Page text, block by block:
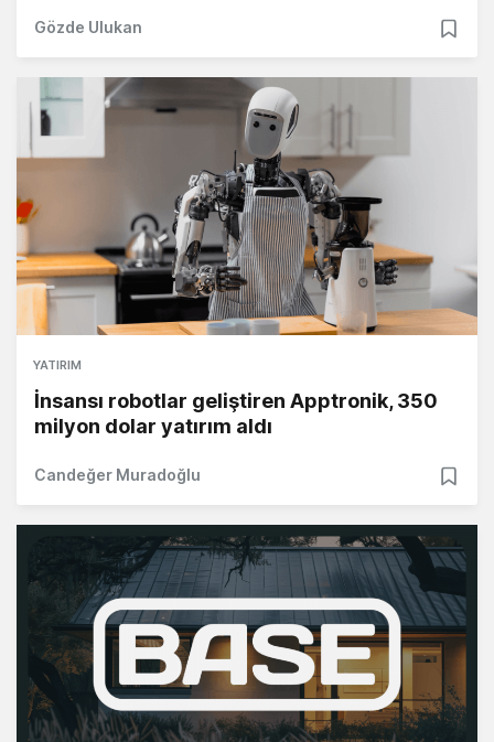
Gözde Ulukan
YATIRIM
İnsansı robotlar geliştiren Apptronik, 350
milyon dolar yatırım aldı
Candeğer Muradoğlu